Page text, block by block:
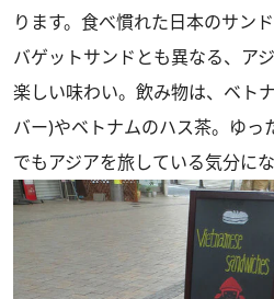
ります。食べ慣れた日本のサン
バゲットサンドとも異なる、ア
楽しい味わい。飲み物は、ベト
バー)やベトナムのハス茶。ゆっ
でもアジアを旅している気分にな